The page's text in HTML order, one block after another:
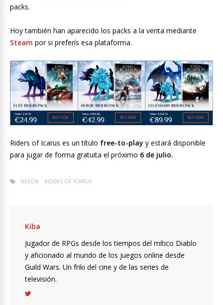
packs.
Hoy también han aparecido los packs a la venta mediante
Steam por si preferís esa plataforma.
Riders of Icarus es un título free-to-play y estará disponible
para jugar de forma gratuita el próximo 6 de julio.
NEXON RIDERS OF ICARUS
Kiba
Jugador de RPGs desde los tiempos del mítico Diablo
y aficionado al mundo de los juegos online desde
Guild Wars. Un friki del cine y de las series de
televisión.